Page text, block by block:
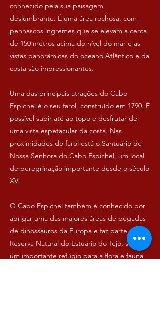
conhecido pela sua paisagem
deslumbrante. É uma área rochosa, com
penhascos íngremes que se elevam a cerca
de 150 metros acima do nível do mar e as
vistas panorâmicas do oceano Atlântico e da
costa são impressionantes.
Uma das principais atrações do Cabo
Espichel é o seu farol, construído em 1790. É
possível subir até ao topo e desfrutar de
uma vista espetacular da costa. Nas
proximidades do farol está o Santuário de
Nossa Senhora do Cabo Espichel, um local
de peregrinação importante desde o século
XV.
O Cabo Espichel também é conhecido por
abrigar uma das maiores áreas de pegadas
de dinossauros da Europa e faz parte da
Reserva Natural do Estuário do Tejo, sendo
um importante refúgio para a flora e fauna